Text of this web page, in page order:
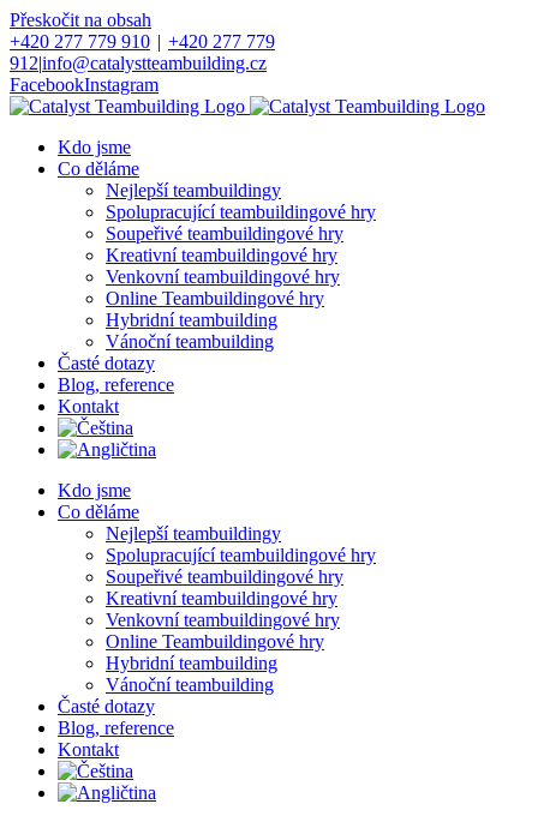
Přeskočit na obsah
+420 277 779 910 | +420 277 779
912|info@catalystteambuilding.cz
FacebookInstagram
Kdo jsme
Co děláme
Nejlepší teambuildingy
Spolupracující teambuildingové hry
Soupeřivé teambuildingové hry
Kreativní teambuildingové hry
Venkovní teambuildingové hry
Online Teambuildingové hry
Hybridní teambuilding
Vánoční teambuilding
Časté dotazy
Blog, reference
Kontakt
Kdo jsme
Co děláme
Nejlepší teambuildingy
Spolupracující teambuildingové hry
Soupeřivé teambuildingové hry
Kreativní teambuildingové hry
Venkovní teambuildingové hry
Online Teambuildingové hry
Hybridní teambuilding
Vánoční teambuilding
Časté dotazy
Blog, reference
Kontakt